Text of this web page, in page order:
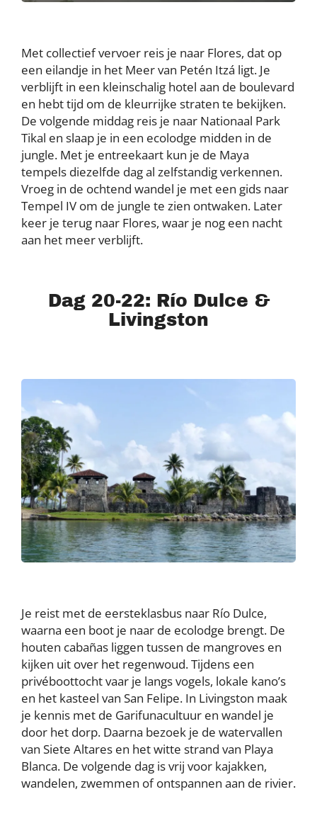
Met collectief vervoer reis je naar Flores, dat op
een eilandje in het Meer van Petén Itzá ligt. Je
verblijft in een kleinschalig hotel aan de boulevard
en hebt tijd om de kleurrijke straten te bekijken.
De volgende middag reis je naar Nationaal Park
Tikal en slaap je in een ecolodge midden in de
jungle. Met je entreekaart kun je de Maya
tempels diezelfde dag al zelfstandig verkennen.
Vroeg in de ochtend wandel je met een gids naar
Tempel IV om de jungle te zien ontwaken. Later
keer je terug naar Flores, waar je nog een nacht
aan het meer verblijft.
Dag 20-22: Río Dulce &
Livingston
Je reist met de eersteklasbus naar Río Dulce,
waarna een boot je naar de ecolodge brengt. De
houten cabañas liggen tussen de mangroves en
kijken uit over het regenwoud. Tijdens een
privéboottocht vaar je langs vogels, lokale kano’s
en het kasteel van San Felipe. In Livingston maak
je kennis met de Garifunacultuur en wandel je
door het dorp. Daarna bezoek je de watervallen
van Siete Altares en het witte strand van Playa
Blanca. De volgende dag is vrij voor kajakken,
wandelen, zwemmen of ontspannen aan de rivier.